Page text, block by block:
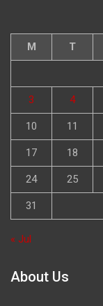
M T
3 4
10 11
17 18
24 25
31
« Jul
About Us